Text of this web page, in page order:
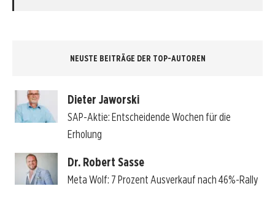
NEUSTE BEITRÄGE DER TOP-AUTOREN
Dieter Jaworski
SAP-Aktie: Entscheidende Wochen für die
Erholung
Dr. Robert Sasse
Meta Wolf: 7 Prozent Ausverkauf nach 46%-Rally